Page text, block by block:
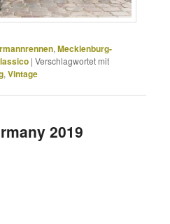
,Mecklenburg-
|Verschlagwortet mit
,Vintage
2019